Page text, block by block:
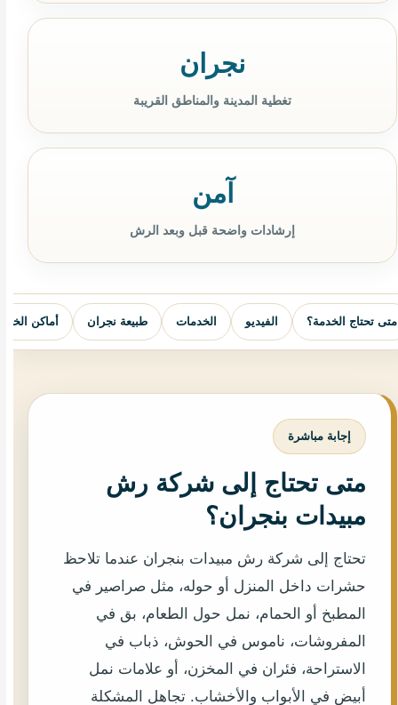
نجران
تغطية المدينة والمناطق القريبة
آمن
إرشادات واضحة قبل وبعد الرش
متى تحتاج الخدمة؟ الفيديو الخدمات طبيعة نجران أماكن
إجابة مباشرة
متى تحتاج إلى شركة رش
مبيدات بنجران؟
تحتاج إلى شركة رش مبيدات بنجران عندما تلاحظ
حشرات داخل المنزل أو حوله، مثل صراصير في
المطبخ أو الحمام، نمل حول الطعام، بق في
المفروشات، ناموس في الحوش، ذباب في
الاستراحة، فئران في المخزن، أو علامات نمل
أبيض في الأبواب والأخشاب. تجاهل المشكلة